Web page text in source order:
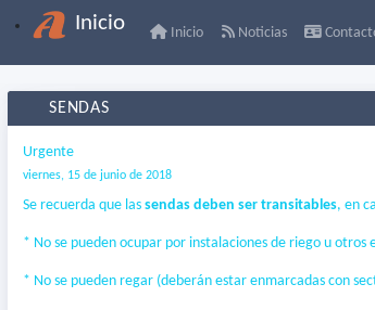
Inicio Inicio Noticias
SENDAS
Urgente
viernes, 15 de junio de 2018
Se recuerda que las sendas deben ser transitables, en
* No se pueden ocupar por instalaciones de riego u otros
* No se pueden regar (deberán estar enmarcadas con